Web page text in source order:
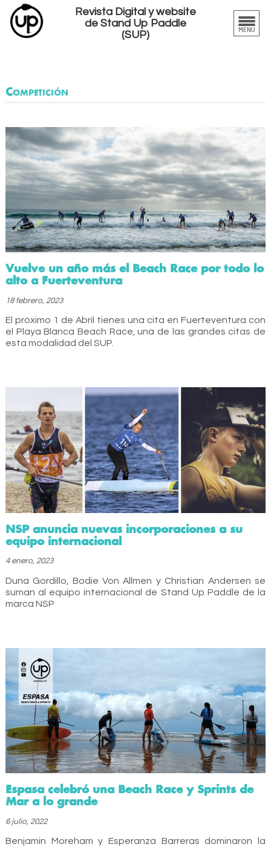
Revista Digital y website
de Stand Up Paddle
(SUP)
Competición
Vuelve un año más el Beach Race por todo lo
alto a Fuerteventura
18 febrero, 2023
El próximo 1 de Abril tienes una cita en Fuerteventura con
el Playa Blanca Beach Race, una de las grandes citas de
esta modalidad del SUP.
NSP anuncia nuevas incorporaciones a su
equipo internacional
4 enero, 2023
Duna Gordillo, Bodie Von Allmen y Christian Andersen se
suman al equipo internacional de Stand Up Paddle de la
marca NSP
Espasa celebró una Beach Race y Sprints de
Mar a lo grande
6 julio, 2022
Benjamin Moreham y Esperanza Barreras dominaron la